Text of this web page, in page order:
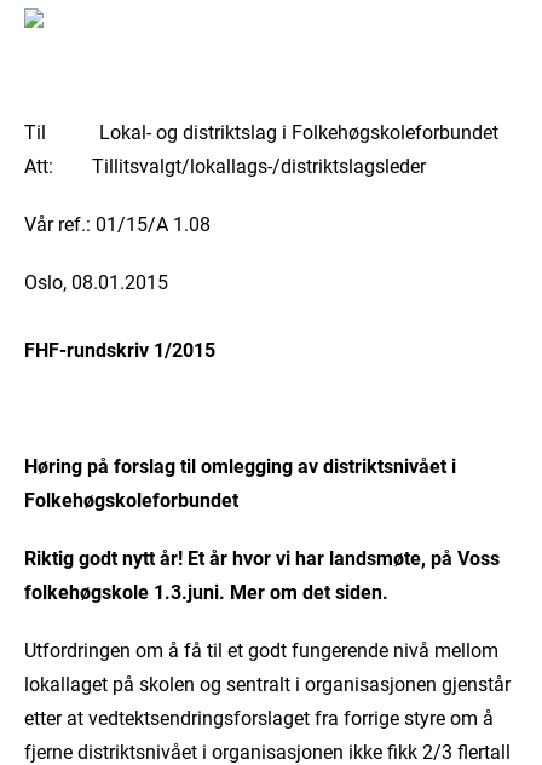
Til Lokal- og distriktslag i Folkehøgskoleforbundet
Att: Tillitsvalgt/lokallags-/distriktslagsleder
Vår ref.: 01/15/A 1.08
Oslo, 08.01.2015
FHF-rundskriv 1/2015
Høring på forslag til omlegging av distriktsnivået i
Folkehøgskoleforbundet
Riktig godt nytt år! Et år hvor vi har landsmøte, på Voss
folkehøgskole 1.3.juni. Mer om det siden.
Utfordringen om å få til et godt fungerende nivå mellom
lokallaget på skolen og sentralt i organisasjonen gjenstår
etter at vedtektsendringsforslaget fra forrige styre om å
fjerne distriktsnivået i organisasjonen ikke fikk 2/3 flertall